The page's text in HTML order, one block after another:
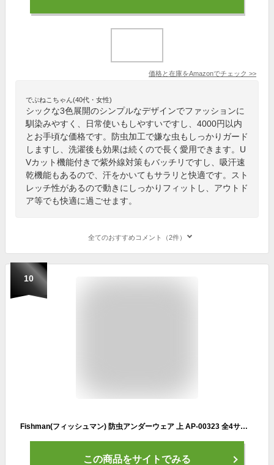
価格と在庫をAmazonでチェック >>
でぶねこちゃん(40代・女性)
シックな3色展開のシンプルなデザインでファッションに
馴染みやすく、日常使いもしやすいですし、4000円以内
とお手頃な価格です。防虫加工で嫌な虫もしっかりガード
しますし、洗濯後も効果は続くので長く愛用できます。U
Vカット機能付きで紫外線対策もバッチリですし、吸汗速
乾機能もあるので、汗をかいてもサラリと快適です。スト
レッチ性があるので動きにしっかりフィットし、アウトド
ア等でも快適に過ごせます。
全てのおすすめコメント（2件）
10
Fishman(フィッシュマン) 防虫アンダーウェア 上 AP-00323 全4サイズ
この商品をサイトでみる